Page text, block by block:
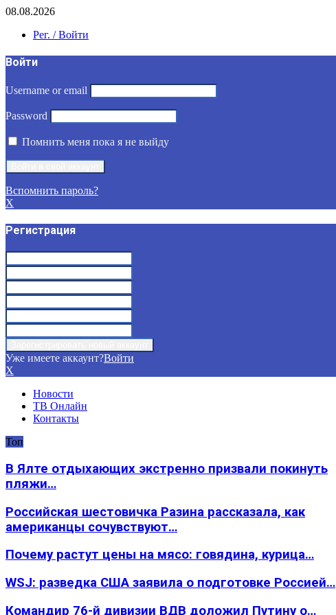
08.08.2026
Рег. / Войти
Войти
Username or email
Password
Помнить меня пока я не выйду
Вспомнить пароль?
X
Регистрация
Уже имеете аккаунт?Войти
X
Новости
ТВ Онлайн
Контакты
Топ
В Ялте отдыхающих экстренно призвали покинуть
пляжи…
Российская шестовичка Разина рассказала, как
американцы сочувствуют…
Почему растут цены на мясо: говядина, курица…
WSJ: разведка США заявила о подготовке Россией…
Командир 76-й дивизии ВДВ доложил Путину о…